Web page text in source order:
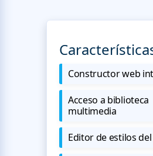
Constructor web
Acceso a biblioteca
multimedia
Editor de estilos